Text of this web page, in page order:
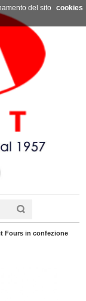
Fours in confezione
del sito
cookies